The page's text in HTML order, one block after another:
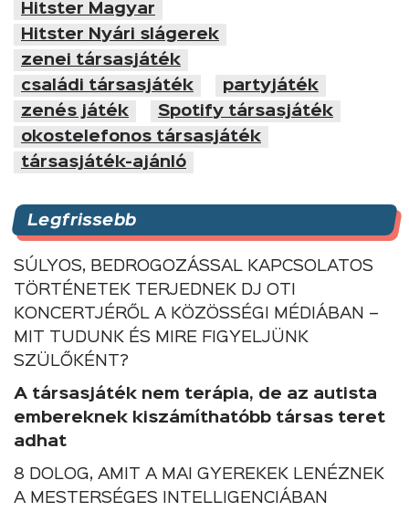
Hitster Magyar
Hitster Nyári slágerek
zenei társasjáték
családi társasjáték
partyjáték
zenés játék
Spotify társasjáték
okostelefonos társasjáték
társasjáték-ajánló
Legfrissebb
SÚLYOS, BEDROGOZÁSSAL KAPCSOLATOS
TÖRTÉNETEK TERJEDNEK DJ OTI
KONCERTJÉRŐL A KÖZÖSSÉGI MÉDIÁBAN –
MIT TUDUNK ÉS MIRE FIGYELJÜNK
SZÜLŐKÉNT?
A társasjáték nem terápia, de az autista
embereknek kiszámíthatóbb társas teret
adhat
8 DOLOG, AMIT A MAI GYEREKEK LENÉZNEK
A MESTERSÉGES INTELLIGENCIÁBAN